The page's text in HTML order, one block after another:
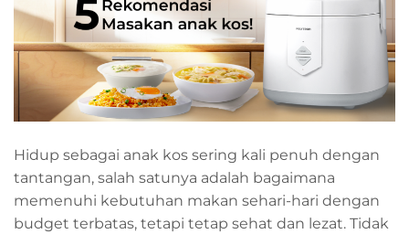
Hidup sebagai anak kos sering kali penuh dengan
tantangan, salah satunya adalah bagaimana
memenuhi kebutuhan makan sehari-hari dengan
budget terbatas, tetapi tetap sehat dan lezat. Tidak